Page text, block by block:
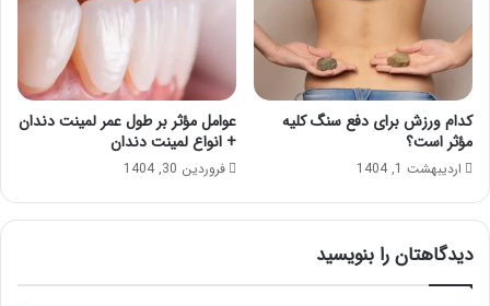
کدام ورزش برای دفع سنگ کلیه
مؤثر است؟
اردیبهشت 1, 1404
عوامل مؤثر بر طول عمر لمینت دندان
+ انواع لمینت دندان
فروردین 30, 1404
دیدگاهتان را بنویسید